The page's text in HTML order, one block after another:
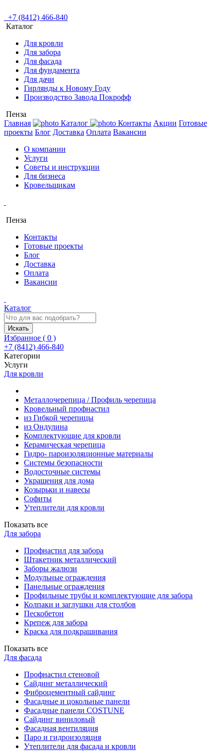
+7 (8412) 466-840
Каталог
Для кровли
Для забора
Для фасада
Для фундамента
Для дачи
Гирлянды к Новому Году
Производство Завода Покрофф
Пенза
Главная
Каталог Контакты Акции Готовые
проекты Блог Доставка Оплата Вакансии
О компании
Услуги
Советы и инструкции
Для бизнеса
Кровельщикам
Пенза
Контакты
Готовые проекты
Блог
Доставка
Оплата
Вакансии
Каталог
Искать
Избранное ( 0 )
+7 (8412) 466-840
Категории
Услуги
Для кровли
Металлочерепица / Профиль черепица
Кровельный профнастил
из Гибкой черепицы
из Ондулина
Комплектующие для кровли
Керамическая черепица
Гидро- пароизоляционные материалы
Системы безопасности
Водосточные системы
Украшения для дома
Козырьки и навесы
Софиты
Утеплители для кровли
Показать все
Для забора
Профнастил для забора
Штакетник металлический
Заборы жалюзи
Модульные ограждения
Панельные ограждения
Профильные трубы и комплектующие для забора
Колпаки и заглушки для столбов
Пескобетон
Крепеж для забора
Краска для подкрашивания
Показать все
Для фасада
Профнастил стеновой
Сайдинг металлический
Фиброцементный сайдинг
Фасадные и цокольные панели
Фасадные панели COSTUNE
Сайдинг виниловый
Фасадная вентиляция
Паро и гидроизоляция
Утеплители для фасада и кровли